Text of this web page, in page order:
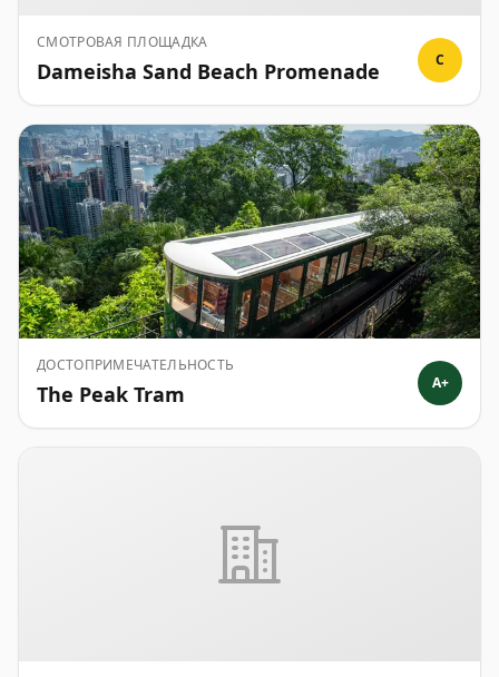
СМОТРОВАЯ ПЛОЩАДКА
Dameisha Sand Beach Promenade C
ДОСТОПРИМЕЧАТЕЛЬНОСТЬ
The Peak Tram A+